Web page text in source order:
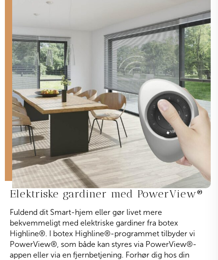
Elektriske gardiner med PowerView®
Fuldend dit Smart-hjem eller gør livet mere
bekvemmeligt med elektriske gardiner fra botex
Highline®. I botex Highline®-programmet tilbyder vi
PowerView® , som både kan styres via PowerView®-
appen eller via en fjernbetjening. Forhør dig hos din